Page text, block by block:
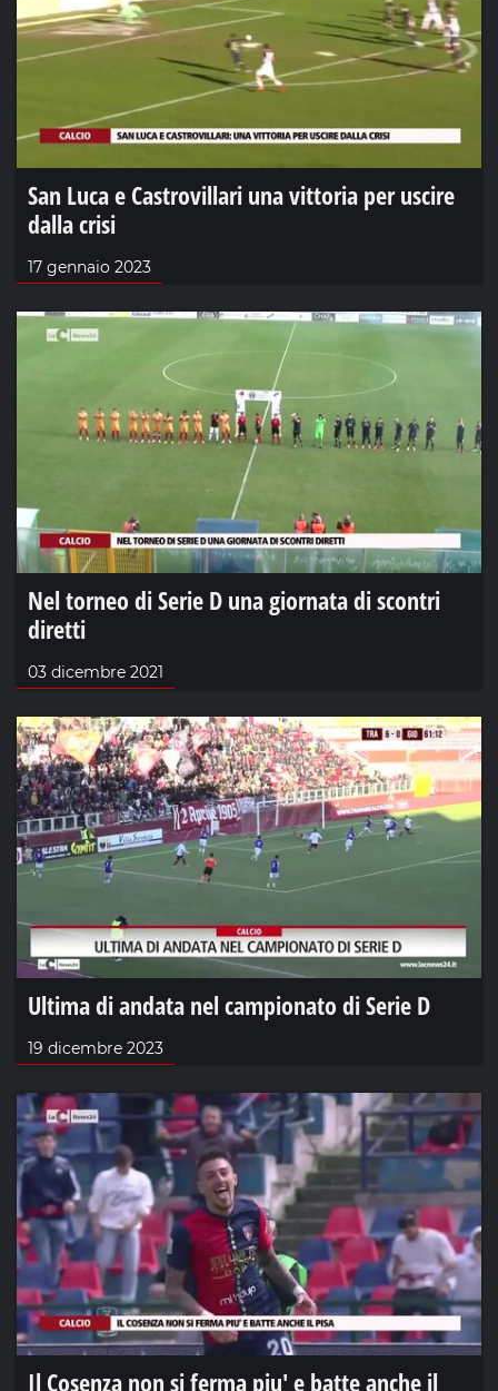
San Luca e Castrovillari una vittoria per uscire
dalla crisi
17 gennaio 2023
Nel torneo di Serie D una giornata di scontri
diretti
03 dicembre 2021
Ultima di andata nel campionato di Serie D
19 dicembre 2023
Il Cosenza non si ferma piu' e batte anche il